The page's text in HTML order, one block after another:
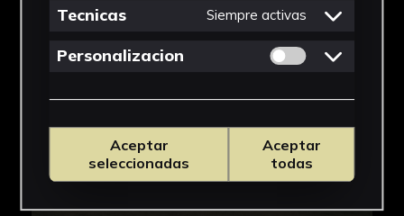
Tecnicas Siempre activas
Personalizacion Permitir cookies
Aceptar
seleccionadas
Aceptar
todas